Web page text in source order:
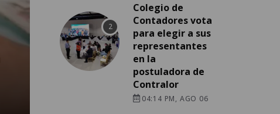
Colegio de
Contadores vota
para elegir a sus
representantes
en la
postuladora de
Contralor
04:14 PM, AGO 06